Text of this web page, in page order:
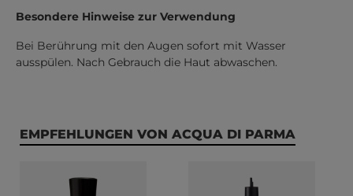
Besondere Hinweise zur Verwendung
Bei Berührung mit den Augen sofort mit Wasser
ausspülen. Nach Gebrauch die Haut abwaschen.
Produktgalerie überspringen
EMPFEHLUNGEN VON ACQUA DI PARMA